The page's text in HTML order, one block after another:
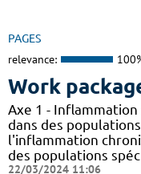
PAGES
relevance:
Work
Axe 1 -
dans des
l'inflammation
des populations
22/03/2024 11:06